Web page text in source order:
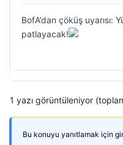
BofA’dan çöküş uyarısı:
patlayacak!
1 yazı görüntüleniyor
Bu konuyu yanıtlamak için